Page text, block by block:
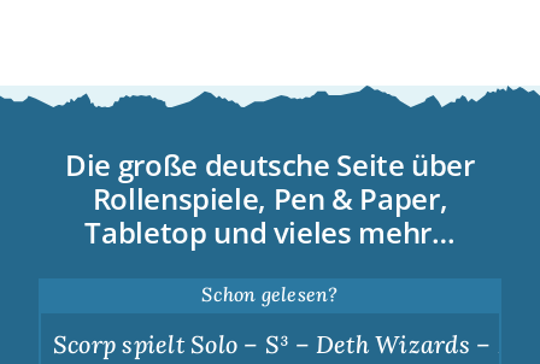
Die große deutsche Seite über
Rollenspiele, Pen & Paper,
Tabletop und vieles mehr…
Schon gelesen?
Scorp spielt Solo – S³ – Deth Wizards – Dunkle